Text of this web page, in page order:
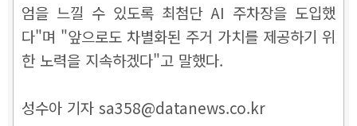
엄을 느낄 수 있도록 최첨단 AI 주차장을 도입했
다"며 "앞으로도 차별화된 주거 가치를 제공하기 위
한 노력을 지속하겠다"고 말했다.
성수아 기자 sa358@datanews.co.kr